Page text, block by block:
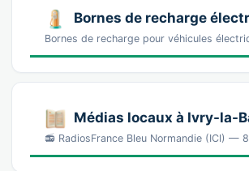
Bornes de recharge
Bornes de recharge pour véhicules
Médias locaux à Ivry-la-
📻 RadiosFrance Bleu Normandie (ICI) —